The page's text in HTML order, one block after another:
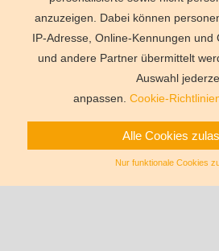
anzuzeigen. Dabei können
IP-Adresse, Online-Kennungen und
und andere Partner übermittelt
Auswahl
anpassen. Cookie-
Alle Cookies
Nur funktionale Cookies